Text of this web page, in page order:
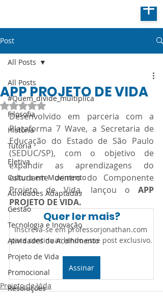
Post
All Posts
#Quem_divide_multiplica
Filosofia
História
Tutoria
Eletiva
Cultura em Movimento
Atividades Adaptadas
Gestão
Tecnologia e Inovação
Atividades de Acolhimento
Projeto de Vida
Promocional
Resoluções
All Posts
APP PROJETO DE VIDA
Avaliado com NaN de 5 estrelas.
Desenvolvido em parceria com a
Plataforma 7 Wave, a Secretaria de
Educação do Estado de São Paulo
(SEDUC/SP), com o objetivo de
expandir as aprendizagens do
estudante dentro do Componente
Projeto de Vida, lançou o APP
PROJETO DE VIDA.
Quer ler mais?
Inscreva-se em professorjonathan.com
para continuar lendo esse post exclusivo.
Assinar
Projeto de Vida